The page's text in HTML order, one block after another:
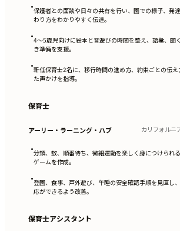
•保護者との面談や日々の共有を行い、園での様子、発
わり方をわかりやすく伝達。
•4〜5歳児向けに絵本と音遊びの時間を整え、語彙、聞
き準備を支援。
•新任保育士2名に、移行時間の進め方、約束ごとの伝
た声かけを指導。
保育士
アーリー・ラーニング・ハブ カリフォルニ
•分類、数、順番待ち、微細運動を楽しく身につけられ
ゲームを作成。
•登園、食事、戸外遊び、午睡の安全確認手順を見直し
応ができるよう改善。
保育士アシスタント